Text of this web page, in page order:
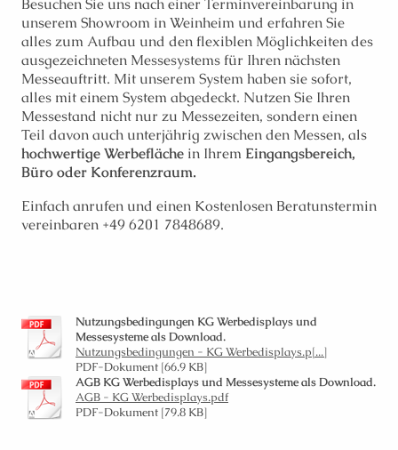
unserem Showroom in Weinheim und erfahren Sie
alles zum Aufbau und den flexiblen Möglichkeiten des
ausgezeichneten Messesystems für Ihren nächsten
Messeauftritt. Mit unserem System haben sie sofort,
alles mit einem System abgedeckt. Nutzen Sie Ihren
Messestand nicht nur zu Messezeiten, sondern einen
Teil davon auch unterjährig zwischen den Messen, als
hochwertige Werbefläche in Ihrem Eingangsbereich,
Büro oder Konferenzraum.
Einfach anrufen und einen Kostenlosen Beratunstermin
vereinbaren +49 6201 7848689.
Nutzungsbedingungen KG Werbedisplays und
Messesysteme als Download.
Nutzungsbedingungen - KG Werbedisplays.p[...]
PDF-Dokument [66.9 KB]
AGB KG Werbedisplays und Messesysteme als Download.
AGB - KG Werbedisplays.pdf
PDF-Dokument [79.8 KB]